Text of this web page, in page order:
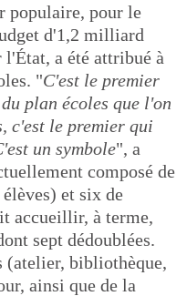
populaire, pour le
d'1,2 milliard
a été attribué à
"C'est le premier
plan écoles que l'on
c'est le premier qui
un symbole", a
composé de
et six de
accueillir, à terme,
sept dédoublées.
(atelier, bibliothèque,
ainsi que de la